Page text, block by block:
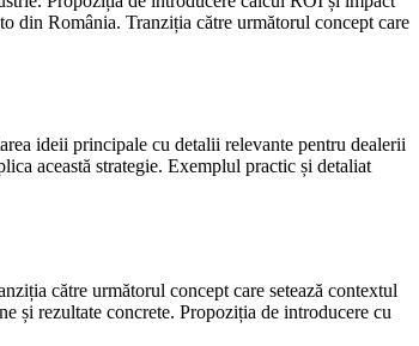
din România. Tranziția către următorul concept care
ideii principale cu detalii relevante pentru dealerii
această strategie. Exemplul practic și detaliat
către următorul concept care setează contextul
și rezultate concrete. Propoziția de introducere cu